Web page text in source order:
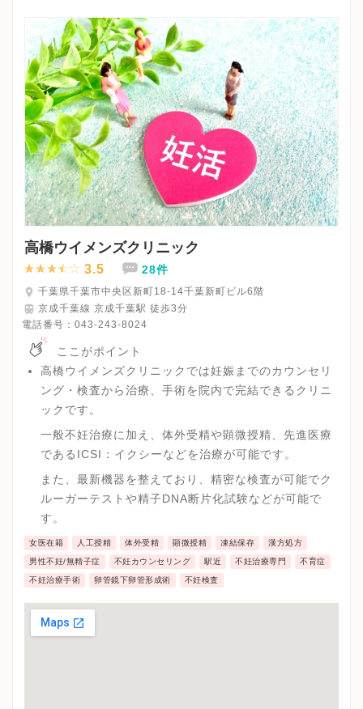
高橋ウイメンズクリニック
3.5 28件
千葉県千葉市中央区新町18-14千葉新町ビル6階
京成千葉線 京成千葉駅 徒歩3分
電話番号： 043-243-8024
ここがポイント
高橋ウイメンズクリニックでは妊娠までのカウンセリ
ング・検査から治療、手術を院内で完結できるクリニ
ックです。
一般不妊治療に加え、体外受精や顕微授精、先進医療
であるICSI：イクシーなどを治療が可能です。
また、最新機器を整えており、精密な検査が可能でク
ルーガーテストや精子DNA断片化試験などが可能で
す。
女医在籍 人工授精 体外受精 顕微授精 凍結保存 漢方処方
男性不妊/無精子症 不妊カウンセリング 駅近 不妊治療専門 不育症
不妊治療手術 卵管鏡下卵管形成術 不妊検査